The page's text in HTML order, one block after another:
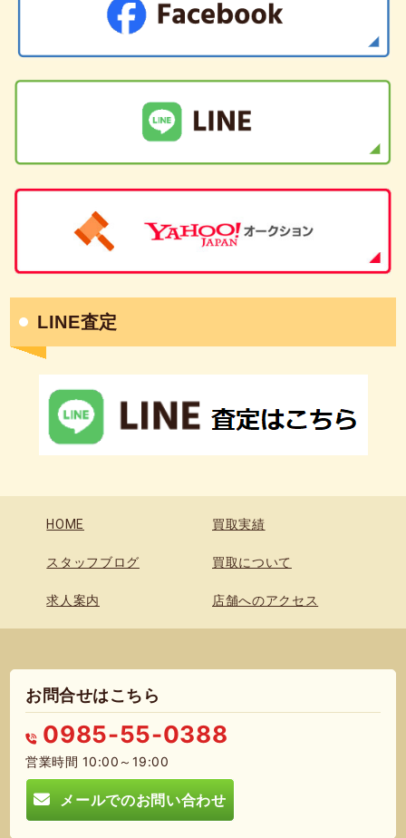
LINE査定
HOME 買取実績
スタッフブログ 買取について
求人案内 店舗へのアクセス
お問合せはこちら
0985-55-0388
営業時間 10:00～19:00
メールでのお問い合わせ